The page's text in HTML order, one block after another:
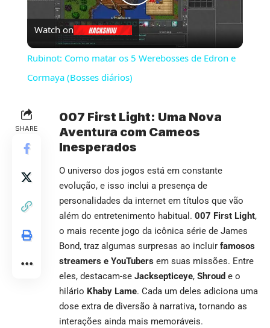
Play
Video
Watch on
Rubinot: Como matar os 5 Werebosses de Edron e
Cormaya (Bosses diários)
SHARE
007 First Light: Uma Nova
Aventura com Cameos
Inesperados
O universo dos jogos está em constante
evolução, e isso inclui a presença de
personalidades da internet em títulos que vão
além do entretenimento habitual. 007 First Light,
o mais recente jogo da icônica série de James
Bond, traz algumas surpresas ao incluir famosos
streamers e YouTubers em suas missões. Entre
eles, destacam-se Jacksepticeye, Shroud e o
hilário Khaby Lame. Cada um deles adiciona uma
dose extra de diversão à narrativa, tornando as
interações ainda mais memoráveis.